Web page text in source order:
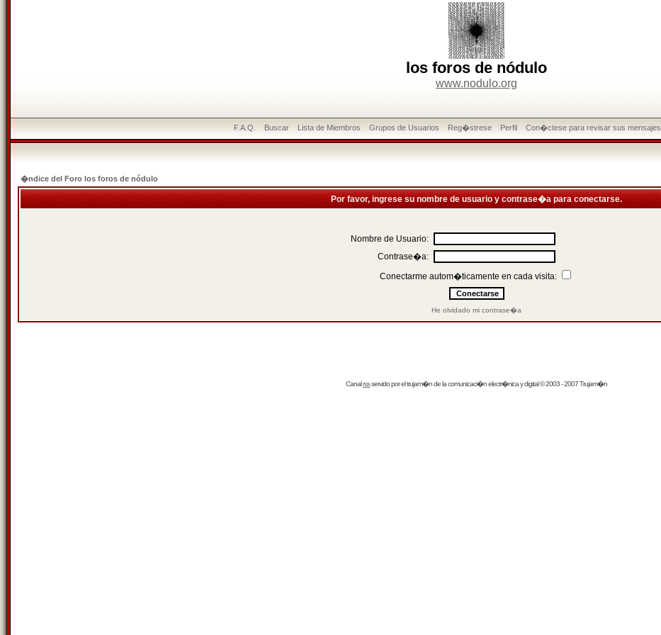
los foros de nódulo
www.nodulo.org
F.A.Q. Buscar Lista de Miembros Grupos de Usuarios Reg�strese Perfil Con�ctese para revisar sus mensajes
�ndice del Foro los foros de nódulo
Por favor, ingrese su nombre de usuario y contrase�a para conectarse.
Nombre de Usuario:
Contrase�a:
Conectarme autom�ticamente en cada visita:
He olvidado mi contrase�a
Canalrssservido por eltrujam�nde la comunicaci�n electr�nica y digital © 2003 - 2007 Trujam�n